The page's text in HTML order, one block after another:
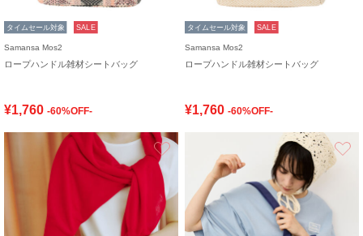
タイムセール対象 SALE
Samansa Mos2
ロープハンドル雑材シートバッグ
¥1,760 -60%OFF-
タイムセール対象 SALE
Samansa Mos2
ロープハンドル雑材シートバッグ
¥1,760 -60%OFF-